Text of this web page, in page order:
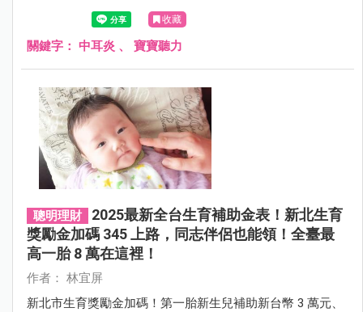
爸媽照護和預防寶寶耳部疾病，輕鬆又不費力！
收藏
關鍵字： 中耳炎 、 寶寶聽力
聰明理財
2025最新全台生育補助金表！新北生育
獎勵金加碼 345 上路，同志伴侶也能領！全臺最
高一胎 8 萬在這裡！
作者： 林宜屏
新北市生育獎勵金加碼！第一胎新生兒補助新台幣 3 萬元、